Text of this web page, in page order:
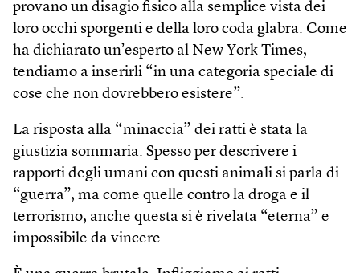
provano un disagio fisico alla semplice vista dei
loro occhi sporgenti e della loro coda glabra. Come
ha dichiarato un’esperto al New York Times,
tendiamo a inserirli “in una categoria speciale di
cose che non dovrebbero esistere”.
La risposta alla “minaccia” dei ratti è stata la
giustizia sommaria. Spesso per descrivere i
rapporti degli umani con questi animali si parla di
“guerra”, ma come quelle contro la droga e il
terrorismo, anche questa si è rivelata “eterna” e
impossibile da vincere.